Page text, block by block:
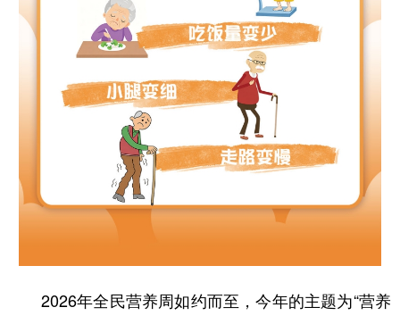
2026年全民营养周如约而至，今年的主题为“营养